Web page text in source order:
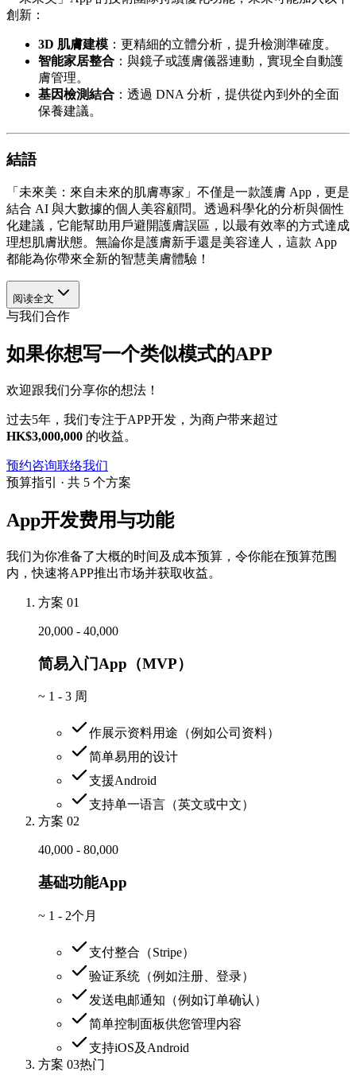
創新：
3D 肌膚建模 ：更精細的立體分析，提升檢測準確度。
智能家居整合 ：與鏡子或護膚儀器連動，實現全自動護
膚管理。
基因檢測結合 ：透過 DNA 分析，提供從內到外的全面
保養建議。
結語
「未來美：來自未來的肌膚專家」不僅是一款護膚 App，更是
結合 AI 與大數據的個人美容顧問。透過科學化的分析與個性
化建議，它能幫助用戶避開護膚誤區，以最有效率的方式達成
理想肌膚狀態。無論你是護膚新手還是美容達人，這款 App
都能為你帶來全新的智慧美膚體驗！
阅读全文
与我们合作
如果你想写一个类似模式的APP
欢迎跟我们分享你的想法！
过去5年，我们专注于APP开发，为商户带来超过
HK$3,000,000 的收益。
预约咨询联络我们
预算指引 · 共 5 个方案
App开发费用与功能
我们为你准备了大概的时间及成本预算，令你能在预算范围
内，快速将APP推出市场并获取收益。
方案 01
20,000 - 40,000
简易入门App（MVP）
~ 1 - 3 周
作展示资料用途（例如公司资料）
简单易用的设计
支援Android
支持单一语言（英文或中文）
方案 02
40,000 - 80,000
基础功能App
~ 1 - 2个月
支付整合（Stripe）
验证系统（例如注册、登录）
发送电邮通知（例如订单确认）
简单控制面板供您管理内容
支持iOS及Android
方案 03热门